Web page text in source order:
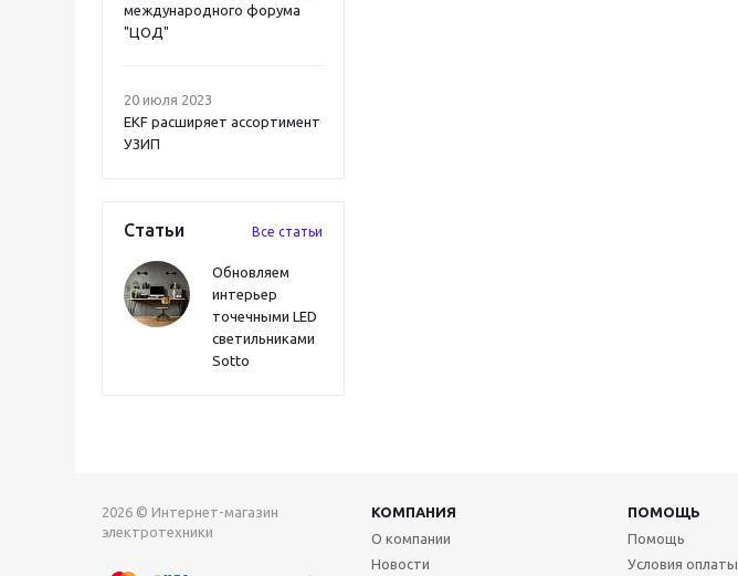
международного форума
"ЦОД"
20 июля 2023
EKF расширяет ассортимент
УЗИП
Статьи Все статьи
Обновляем
интерьер
точечными LED
светильниками
Sotto
2026 © Интернет-магазин
электротехники
КОМПАНИЯ ПОМОЩЬ
О компании
Новости
Помощь
Условия оплаты